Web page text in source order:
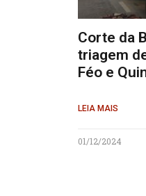
Corte da
triagem
Féo e
LEIA MAIS
01/12/2024